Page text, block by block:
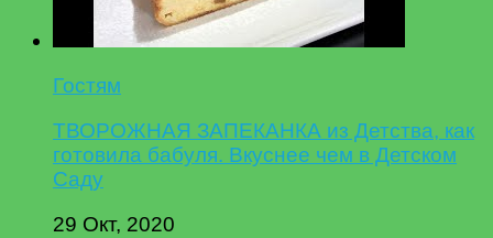
Гостям
ТВОРОЖНАЯ ЗАПЕКАНКА из Детства, как
готовила бабуля. Вкуснее чем в Детском
Саду
29 Окт, 2020